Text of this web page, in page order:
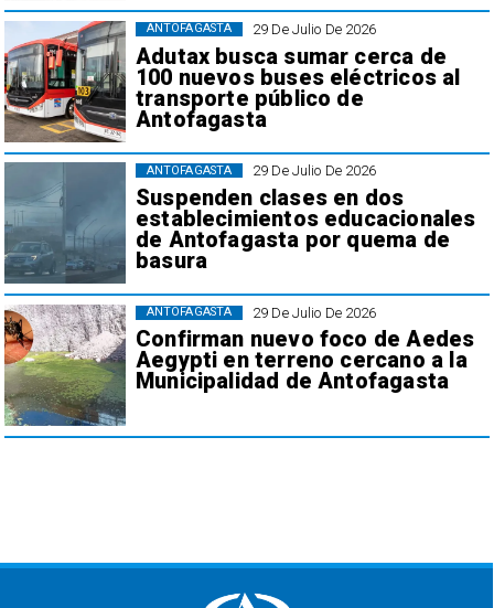
29 De Julio De 2026
Adutax busca sumar cerca de
100 nuevos buses eléctricos al
transporte público de
Antofagasta
ANTOFAGASTA
29 De Julio De 2026
Suspenden clases en dos
establecimientos educacionales
de Antofagasta por quema de
basura
ANTOFAGASTA
29 De Julio De 2026
Confirman nuevo foco de Aedes
Aegypti en terreno cercano a la
Municipalidad de Antofagasta
ANTOFAGASTA